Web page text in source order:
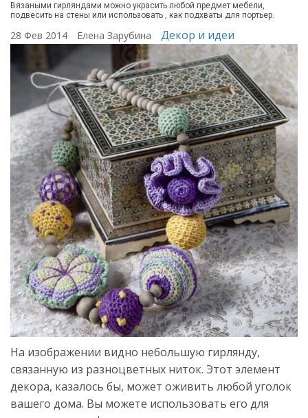
Вязаными гирляндами можно украсить любой предмет мебели,
подвесить на стены или использовать , как подхваты для портьер.
28 Фев 2014 Елена Зарубина Декор и идеи
На изображении видно небольшую гирлянду,
связанную из разноцветных ниток. Этот элемент
декора, казалось бы, может оживить любой уголок
вашего дома. Вы можете использовать его для